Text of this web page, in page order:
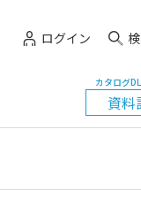
ログイン
資料
カタログ